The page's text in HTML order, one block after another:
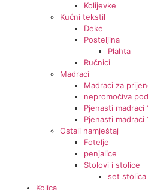
Kolijevke
Kućni tekstil
Deke
Posteljina
Plahta
Ručnici
Madraci
Madraci za
nepromočiva
Pjenasti madraci
Pjenasti madraci
Ostali namještaj
Fotelje
penjalice
Stolovi i stolice
set
Kolica